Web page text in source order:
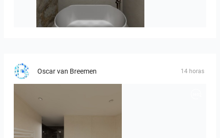
Hofman_J-01
Oscar van Breemen 14 horas